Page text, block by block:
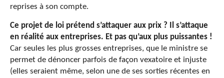
reprises à son compte.
Ce projet de loi prétend s’attaquer aux prix ? Il s’attaque
en réalité aux entreprises. Et pas qu’aux plus puissantes !
Car seules les plus grosses entreprises, que le ministre se
permet de dénoncer parfois de façon vexatoire et injuste
(elles seraient même, selon une de ses sorties récentes en